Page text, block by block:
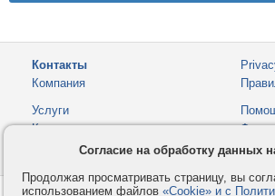
Контакты
Компания
Услуги
Как оплатить
© 2008-2026 VMESTE.EU- Все
Согласие на обработку данных
Продолжая просматривать страницу, вы
использованием файлов «Cookie» и с